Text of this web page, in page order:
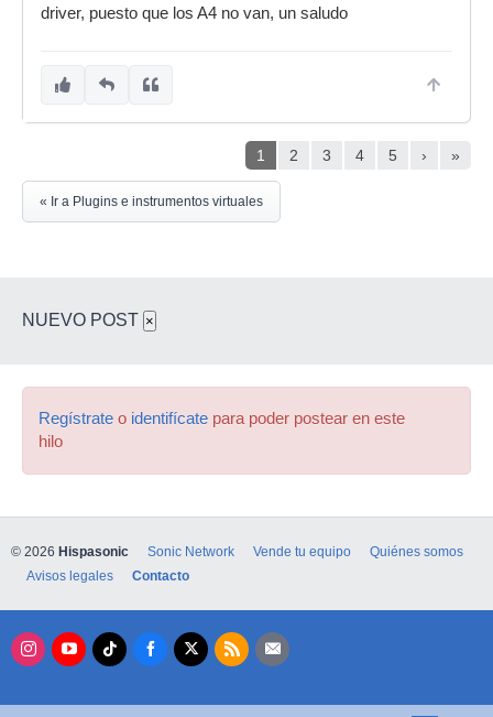
driver, puesto que los A4 no van, un saludo
1 2 3 4 5 › »
« Ir a Plugins e instrumentos virtuales
NUEVO POST ×
Regístrate o identifícate para poder postear en este
hilo
© 2026 Hispasonic Sonic Network Vende tu equipo
Quiénes somos
Avisos legales
Contacto